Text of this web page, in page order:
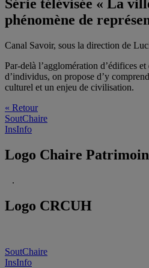
Série télévisée « La
phénomène de
Canal Savoir, sous la direction de
Par-delà l’agglomération d’édifices
d’individus, on propose d’y
culturel et un enjeu de civilisation.
« Retour
SoutChaire
InsInfo
Logo Chaire
.
Logo CRCUH
SoutChaire
InsInfo